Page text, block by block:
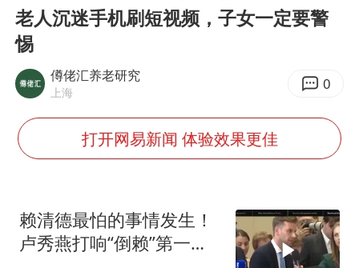
“空调24小时开着更省电”不实
“中国蔬菜之乡”最高温达41.8℃
段绚竞因公牺牲 年仅44岁
27岁女子成组织卖淫集团主犯被通缉
97岁英国奶奶飞上天再破吉尼斯纪录
老人沉迷手机刷短视频，子女一定要警
惕
僔佬汇养老研究
上海 0
打开网易新闻 体验效果更佳
赖清德最怕的事情发生！
卢秀燕打响“倒赖”第一